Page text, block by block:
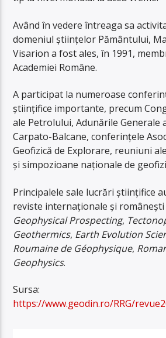
Având în vedere întreaga sa
domeniul științelor Pământului,
Visarion a fost ales, în 1991,
Academiei Române.
A participat la numeroase
științifice importante, precum
ale Petrolului, Adunările Generale
Carpato-Balcane, conferințele
Geofizică de Explorare, reuniuni
și simpozioane naționale de
Principalele sale lucrări științifice
reviste internaționale și
Geophysical Prospecting,
Geothermics, Earth Evolution
Roumaine de Géophysique,
Geophysics.
Sursa:
https://www.geodin.ro/RRG/